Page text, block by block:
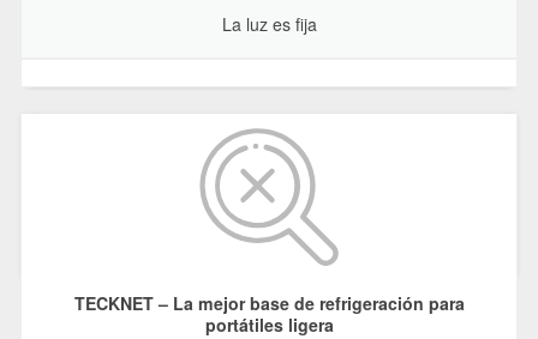
La luz es fija
TECKNET – La mejor base de refrigeración para
portátiles ligera